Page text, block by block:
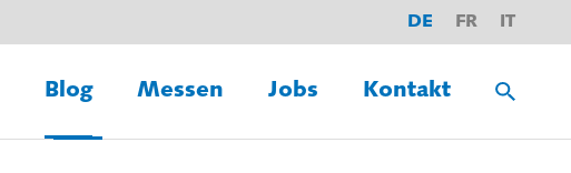
DE FR IT
Blog Messen Jobs Kontakt